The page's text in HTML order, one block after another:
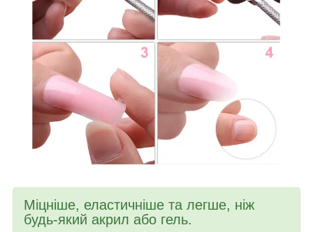
Міцніше, еластичніше та легше, ніж
будь-який акрил або гель.